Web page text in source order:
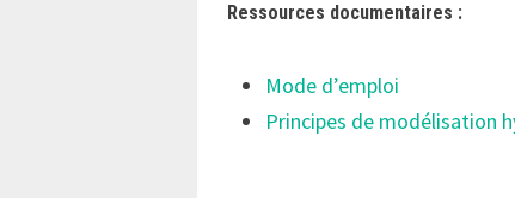
Ressources documentaires :
Mode d’emploi
Principes de modélisation